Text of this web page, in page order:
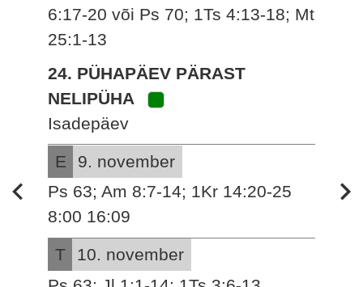
6:17-20 või Ps 70; 1Ts 4:13-18; Mt
25:1-13
24. PÜHAPÄEV PÄRAST
NELIPÜHA
Isadepäev
E
9. november
Ps 63; Am 8:7-14; 1Kr 14:20-25
8:00 16:09
T
10. november